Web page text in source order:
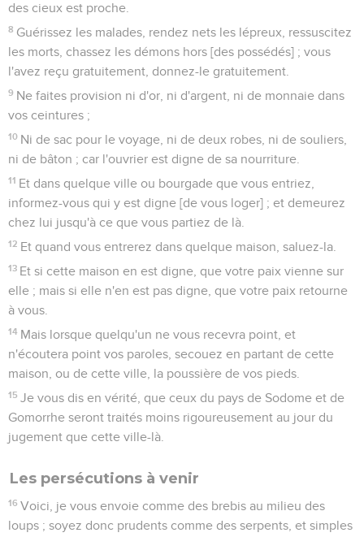
des cieux est proche.
8 Guérissez les malades, rendez nets les lépreux, ressuscitez
les morts, chassez les démons hors [des possédés] ; vous
l'avez reçu gratuitement, donnez-le gratuitement.
9 Ne faites provision ni d'or, ni d'argent, ni de monnaie dans
vos ceintures ;
10 Ni de sac pour le voyage, ni de deux robes, ni de souliers,
ni de bâton ; car l'ouvrier est digne de sa nourriture.
11 Et dans quelque ville ou bourgade que vous entriez,
informez-vous qui y est digne [de vous loger] ; et demeurez
chez lui jusqu'à ce que vous partiez de là.
12 Et quand vous entrerez dans quelque maison, saluez-la.
13 Et si cette maison en est digne, que votre paix vienne sur
elle ; mais si elle n'en est pas digne, que votre paix retourne
à vous.
14 Mais lorsque quelqu'un ne vous recevra point, et
n'écoutera point vos paroles, secouez en partant de cette
maison, ou de cette ville, la poussière de vos pieds.
15 Je vous dis en vérité, que ceux du pays de Sodome et de
Gomorrhe seront traités moins rigoureusement au jour du
jugement que cette ville-là.
Les persécutions à venir
16 Voici, je vous envoie comme des brebis au milieu des
loups ; soyez donc prudents comme des serpents, et simples